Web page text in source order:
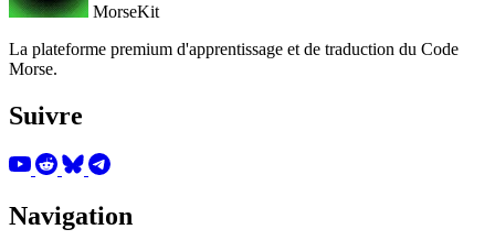
MorseKit
La plateforme premium d'apprentissage et de traduction du Code
Morse.
Suivre
Navigation